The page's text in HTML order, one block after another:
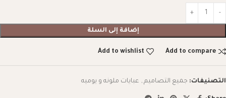
إضافة إلى السلة
Add to compare
Add to wishlist
التصنيفات: جميع التصاميم , عبايات ملونه و يوميه